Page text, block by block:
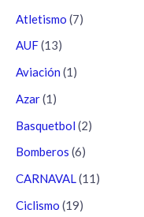
Atletismo (7)
AUF(13)
Aviación (1)
Azar(1)
Basquetbol (2)
Bomberos (6)
CARNAVAL(11)
Ciclismo (19)